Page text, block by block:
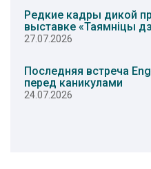
Редкие кадры дикой
выставке «Таямніцы
27.07.2026
Последняя встреча
перед каникулами
24.07.2026